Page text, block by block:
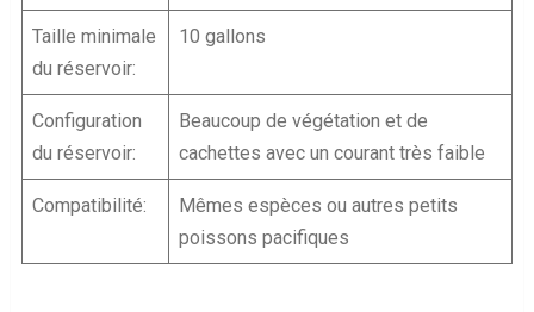
Taille minimale
du réservoir:
10 gallons
Configuration
du réservoir:
Beaucoup de végétation et de
cachettes avec un courant très faible
Compatibilité:
Mêmes espèces ou autres petits
poissons pacifiques